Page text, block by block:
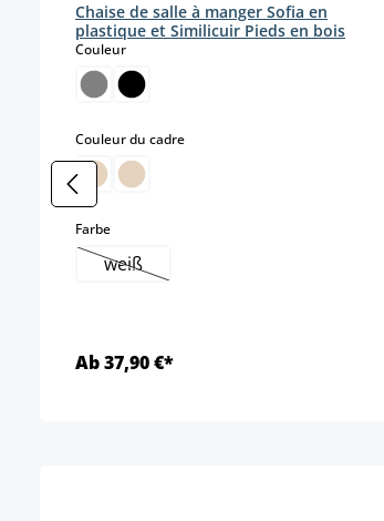
Chaise de salle à manger Sofia en
plastique et Similicuir Pieds en bois
Couleurselect
Couleur du cadreselect
Farbeselect
weiß(Cette option n'est pas disponible
Ab 37,90 €*